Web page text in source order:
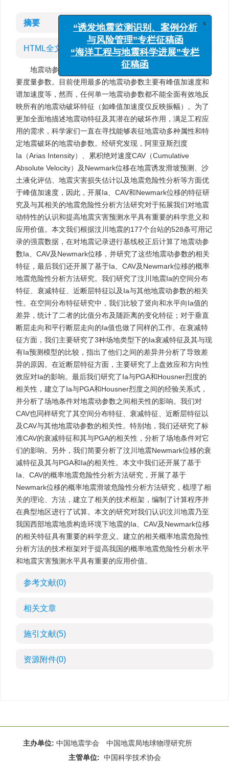
摘要
HTML全文
地震动参数是表征地震动特性（振幅、频率和持时）的重
要度量参数。目前使用最多的地震动参数主要有峰值加速度和
谱加速度等，然而，任何单一地震动参数都不能全面有效地反
映所有的地震动破坏特征（如峰值加速度仅反映振幅）。为了
更加全面地描述地震动特征及其潜在的破坏作用，满足工程应
用的需求，科学家们一直在寻找能够表征地震动多种属性和特
定地震破坏的地震动参数。经研究发现，阿里亚斯烈度
Ia（Arias Intensity）、累积绝对速度CAV（Cumulative
Absolute Velocity）及Newmark位移在地震诱发滑坡预测、沙
土液化评估、地震灾害损失估计以及地震危险性分析等方面优
于峰值加速度，因此，开展Ia、CAV和Newmark位移的特征研
究及与其相关的地震危险性分析方法研究对于拓展我们对地震
动特性的认识和提高地震灾害预测水平具有重要的科学意义和
应用价值。本文我们根据汶川地震的177个台站的528条可用记
录的强震数据，在对地震记录进行基线校正后计算了地震动参
数Ia、CAV及Newmark位移，并研究了这些地震动参数的相关
特征，最后我们还开展了基于Ia、CAV及Newmark位移的概率
地震危险性分析方法研究。我们研究了汶川地震Ia的空间分布
特征、衰减特征、近断层特征以及Ia与其他地震动参数的相关
性。在空间分布特征研究中，我们比较了竖向和水平向Ia值的
差异，统计了二者的比值分布及随距离的变化特征；对于垂直
断层走向和平行断层走向的Ia值也做了同样的工作。在衰减特
征方面，我们主要研究了3种场地类型下的Ia衰减特征及其与现
有Ia预测模型的比较，指出了他们之间的差异并分析了导致差
异的原因。在近断层特征方面，主要研究了上盘效应和方向性
效应对Ia的影响。最后我们研究了Ia与PGA和Housner烈度的
相关性，建立了Ia与PGA和Housner烈度之间的经验关系式，
并分析了场地条件对地震动参数之间相关性的影响。我们对
CAV也同样研究了其空间分布特征、衰减特征、近断层特征以
及CAV与其他地震动参数的相关性。特别地，我们还研究了标
准CAV的衰减特征和其与PGA的相关性，分析了场地条件对它
们的影响。另外，我们简要分析了汶川地震Newmark位移的衰
减特征及其与PGA和Ia的相关性。本文中我们还开展了基于
Ia、CAV的概率地震危险性分析方法研究，开展了基于
Newmark位移的概率地震滑坡危险性分析方法研究，梳理了相
关的理论、方法，建立了相关的技术框架，编制了计算程序并
在典型地区进行了试算。本文的研究对我们认识汶川地震乃至
我国西部地震地质构造环境下地震的Ia、CAV及Newmark位移
的相关特征具有重要的科学意义。建立的相关概率地震危险性
分析方法的技术框架对于提高我国的概率地震危险性分析水平
和地震灾害预测水平具有重要的应用价值。
参考文献(0)
相关文章
施引文献(5)
资源附件(0)
主办单位: 中国地震学会 中国地震局地球物理研究所
主管单位: 中国科学技术协会
“诱发地震监测识别、案例分析
与风险管理”专栏征稿函
“海洋工程与地震科学进展”专栏
征稿函